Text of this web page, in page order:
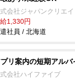
会社ジャパンクリエ
1,330円
社員 / 北海道
リ案内の短期アルバ
会社ハイファイブ